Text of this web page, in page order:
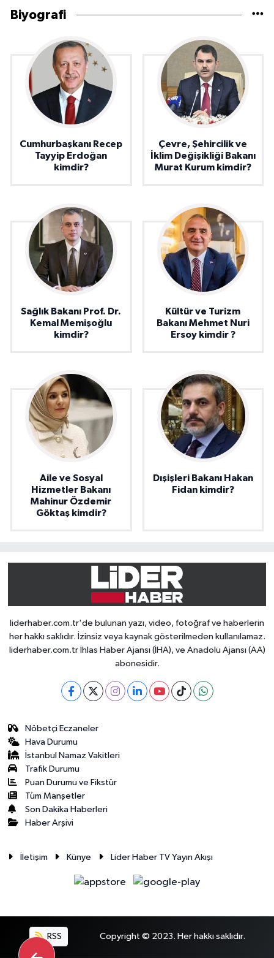
Biyografi
Cumhurbaşkanı Recep
Tayyip Erdoğan
kimdir?
Çevre, Şehircilik ve
İklim Değişikliği Bakanı
Murat Kurum kimdir?
Sağlık Bakanı Prof. Dr.
Kemal Memişoğlu
kimdir?
Kültür ve Turizm
Bakanı Mehmet Nuri
Ersoy kimdir ?
Aile ve Sosyal
Hizmetler Bakanı
Mahinur Özdemir
Göktaş kimdir?
Dışişleri Bakanı Hakan
Fidan kimdir?
liderhaber.com.tr'de bulunan yazı, video, fotoğraf ve haberlerin
her hakkı saklıdır. İzinsiz veya kaynak gösterilmeden kullanılamaz.
liderhaber.com.tr İhlas Haber Ajansı (İHA), ve Anadolu Ajansı (AA)
abonesidir.
Nöbetçi Eczaneler
Hava Durumu
İstanbul Namaz Vakitleri
Trafik Durumu
Puan Durumu ve Fikstür
Tüm Manşetler
Son Dakika Haberleri
Haber Arşivi
İletişim Künye Lider Haber TV Yayın Akışı
RSS Copyright © 2023. Her hakkı saklıdır.